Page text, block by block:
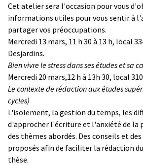
Cet atelier sera l'occasion pour vous
informations utiles pour vous sentir à
partager vos préoccupations.
Mercredi 13 mars, 11 h 30 à 13 h, local
Desjardins.
Bien vivre le stress dans ses études et sa
Mercredi 20 mars,12 h à 13h 30, local
Le contexte de rédaction aux études
cycles)
L'isolement, la gestion du temps, les
d'approcher l'écriture et l'anxiété de la
des thèmes abordés. Des conseils et
proposés afin de faciliter la rédaction
thèse.